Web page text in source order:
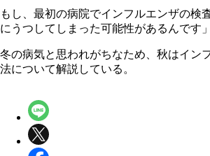
もし、最初の病院でインフルエンザの検
にうつしてしまった可能性があるんです」
冬の病気と思われがちなため、秋はイン
法について解説している。